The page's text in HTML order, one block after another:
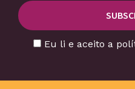
Eu li e aceito a